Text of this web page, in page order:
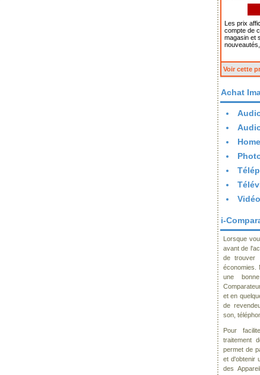
Les prix
compte de
magasin et
Voir cette
Achat
Vidéo
i-
Lorsque
avant de
de trouver
économies.
une
et en
de
son,
Pour
traitement
permet de
et d'obtenir
des